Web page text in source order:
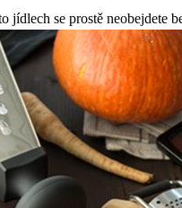
jídlech se prostě neobejdete